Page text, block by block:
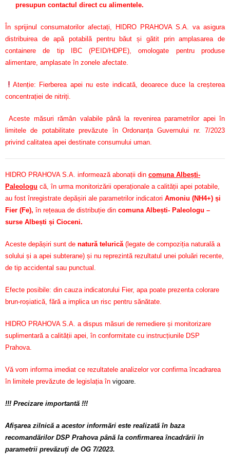
presupun contactul direct cu alimentele.
În sprijinul consumatorilor afectați, HIDRO PRAHOVA S.A. va asigura
distribuirea de apă potabilă pentru băut și gătit prin amplasarea de
containere de tip IBC (PEID/HDPE), omologate pentru produse
alimentare, amplasate în zonele afectate.
Atenție: Fierberea apei nu este indicată, deoarece duce la creșterea
concentrației de nitriți.
Aceste măsuri rămân valabile până la revenirea parametrilor apei în
limitele de potabilitate prevăzute în Ordonanța Guvernului nr. 7/2023
privind calitatea apei destinate consumului uman.
HIDRO PRAHOVA S.A. informează abonații din comuna Albești-
Paleologu că, în urma monitorizării operaționale a calității apei potabile,
au fost înregistrate depășiri ale parametrilor indicatori Amoniu (NH4+) și
Fier (Fe), în rețeaua de distribuție din comuna Albești- Paleologu –
surse Albești și Cioceni.
Aceste depășiri sunt de natură telurică(legate de compoziția naturală a
solului și a apei subterane) și nu reprezintă rezultatul unei poluări recente,
de tip accidental sau punctual.
Efecte posibile: din cauza indicatorului Fier, apa poate prezenta colorare
brun-roșiatică, fără a implica un risc pentru sănătate.
HIDRO PRAHOVA S.A. a dispus măsuri de remediere și monitorizare
suplimentară a calității apei, în conformitate cu instrucțiunile DSP
Prahova.
Vă vom informa imediat ce rezultatele analizelor vor confirma încadrarea
în limitele prevăzute de legislația în vigoare.
!!! Precizare importantă !!!
Afișarea zilnică a acestor informări este realizată în baza
recomandărilor DSP Prahova până la confirmarea încadrării în
parametrii prevăzuți de OG 7/2023.